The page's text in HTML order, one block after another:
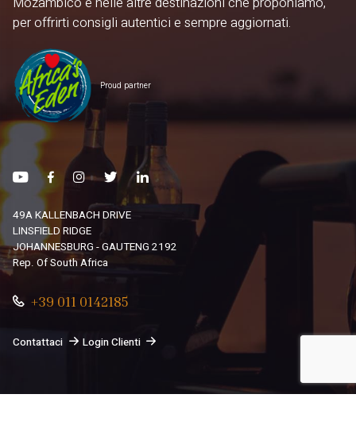
per offrirti consigli autentici e sempre aggiornati.
Proud partner
49A KALLENBACH DRIVE
LINSFIELD RIDGE
JOHANNESBURG - GAUTENG 2192
Rep. Of South Africa
+39 011 0142185
Contattaci Login Clienti